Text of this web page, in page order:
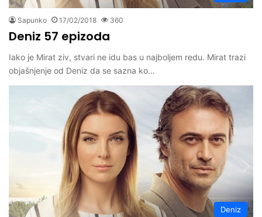
Sapunko 17/02/2018 360
Deniz 57 epizoda
Iako je Mirat ziv, stvari ne idu bas u najboljem redu. Mirat trazi
objašnjenje od Deniz da se sazna ko…
Deniz